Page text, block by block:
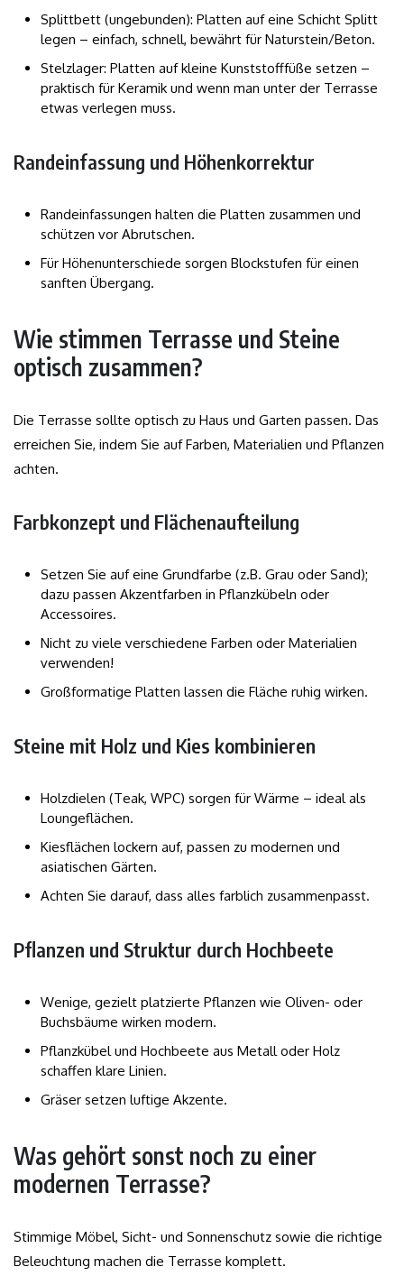
Splittbett (ungebunden): Platten auf eine Schicht Splitt
legen – einfach, schnell, bewährt für Naturstein/Beton.
Stelzlager: Platten auf kleine Kunststofffüße setzen –
praktisch für Keramik und wenn man unter der Terrasse
etwas verlegen muss.
Randeinfassung und Höhenkorrektur
Randeinfassungen halten die Platten zusammen und
schützen vor Abrutschen.
Für Höhenunterschiede sorgen Blockstufen für einen
sanften Übergang.
Wie stimmen Terrasse und Steine
optisch zusammen?
Die Terrasse sollte optisch zu Haus und Garten passen. Das
erreichen Sie, indem Sie auf Farben, Materialien und Pflanzen
achten.
Farbkonzept und Flächenaufteilung
Setzen Sie auf eine Grundfarbe (z.B. Grau oder Sand);
dazu passen Akzentfarben in Pflanzkübeln oder
Accessoires.
Nicht zu viele verschiedene Farben oder Materialien
verwenden!
Großformatige Platten lassen die Fläche ruhig wirken.
Steine mit Holz und Kies kombinieren
Holzdielen (Teak, WPC) sorgen für Wärme – ideal als
Loungeflächen.
Kiesflächen lockern auf, passen zu modernen und
asiatischen Gärten.
Achten Sie darauf, dass alles farblich zusammenpasst.
Pflanzen und Struktur durch Hochbeete
Wenige, gezielt platzierte Pflanzen wie Oliven- oder
Buchsbäume wirken modern.
Pflanzkübel und Hochbeete aus Metall oder Holz
schaffen klare Linien.
Gräser setzen luftige Akzente.
Was gehört sonst noch zu einer
modernen Terrasse?
Stimmige Möbel, Sicht- und Sonnenschutz sowie die richtige
Beleuchtung machen die Terrasse komplett.